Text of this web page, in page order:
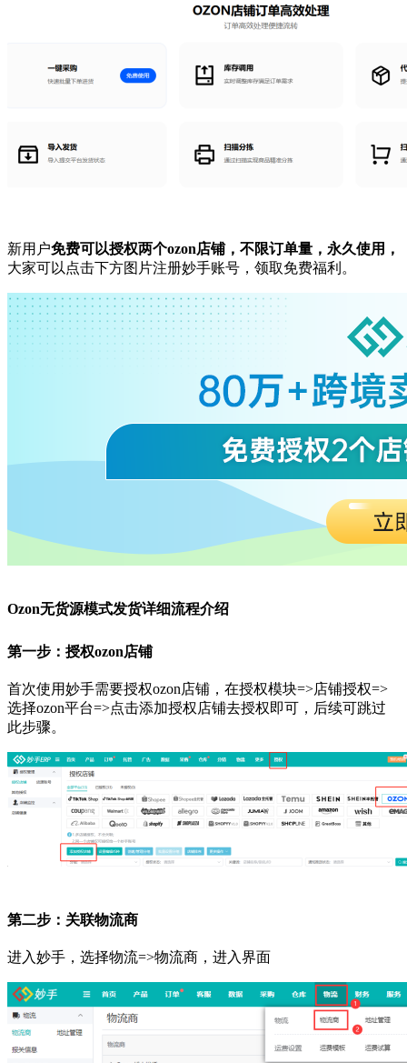
新用户免费可以授权两个ozon店铺， 不限订单量，永久使用，
大家可以 点击下方图片注册妙手账号，领取免费福利。
Ozon无货源模式发货详细流程介绍
第一步：授权ozon店铺
首次使用妙手需要授权ozon店铺，在授权模块=>店铺授权=>
选择ozon平台=>点击添加授权店铺去授权即可，后续可跳过
此步骤。
第二步：关联物流商
进入妙手，选择物流=>物流商，进入界面